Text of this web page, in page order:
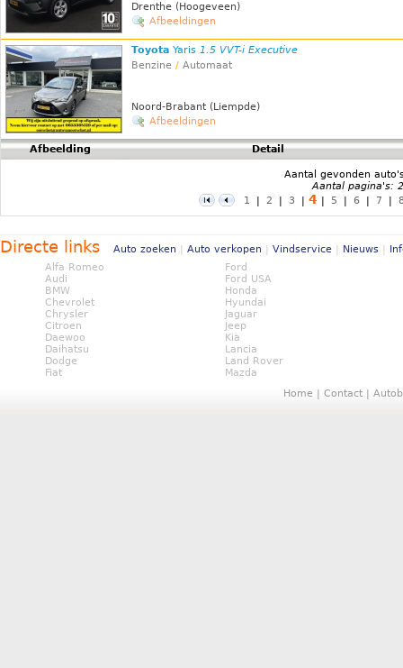
Drenthe (Hoogeveen)
Afbeeldingen
Toyota Yaris 1.5 VVT-i Executive
Benzine / Automaat
Noord-Brabant (Liempde)
Afbeeldingen
Afbeelding Detail
Aantal gevonden
Aantal pagina's:
1
| 2 | 3 | 4 | 5 | 6 | 7 |
Directe links Auto zoeken | Auto verkopen | Vindservice | Nieuws |
Alfa Romeo
Audi
BMW
Chevrolet
Chrysler
Citroen
Daewoo
Daihatsu
Dodge
Fiat
Ford
Ford USA
Honda
Hyundai
Jaguar
Jeep
Kia
Lancia
Land Rover
Mazda
Home | Contact |